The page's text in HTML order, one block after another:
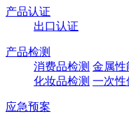
产品认证
出口认证
产品检测
消费品检测 金属性
化妆品检测 一次性
应急预案